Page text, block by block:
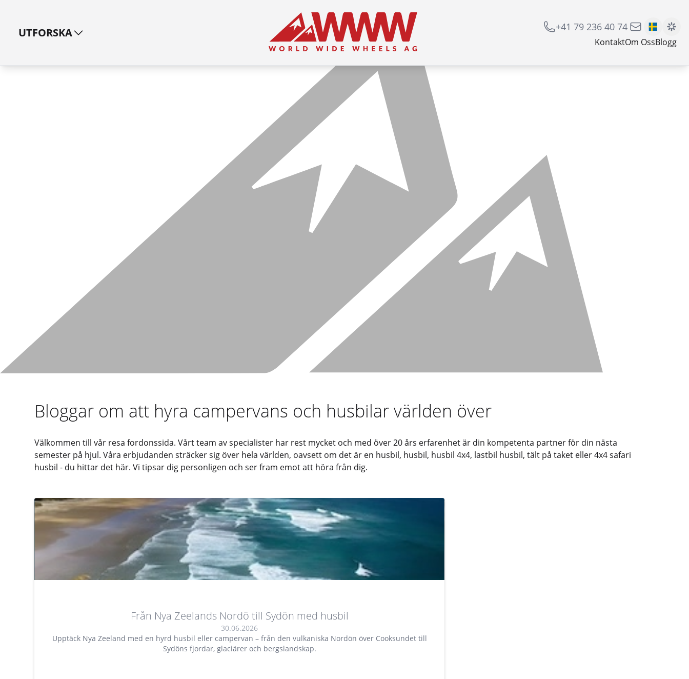
UTFORSKA +41 79 236 40 74
KontaktOm OssBlogg
Bloggar om att hyra campervans och husbilar världen över
Välkommen till vår resa fordonssida. Vårt team av specialister har rest mycket och med över 20 års erfarenhet är din kompetenta partner för din nästa
semester på hjul. Våra erbjudanden sträcker sig över hela världen, oavsett om det är en husbil, husbil, husbil 4x4, lastbil husbil, tält på taket eller 4x4 safari
husbil - du hittar det här. Vi tipsar dig personligen och ser fram emot att höra från dig.
Från Nya Zeelands Nordö till Sydön med husbil
30.06.2026
Upptäck Nya Zeeland med en hyrd husbil eller campervan – från den vulkaniska Nordön över Cooksundet till
Sydöns fjordar, glaciärer och bergslandskap.